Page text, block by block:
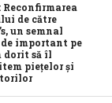
Reconfirmarea
de către
un semnal
important pe
dorit să îl
piețelor și